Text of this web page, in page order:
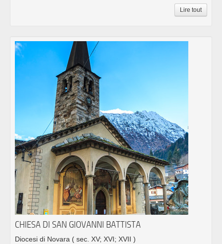
Lire tout
CHIESA DI SAN GIOVANNI BATTISTA
Diocesi di Novara ( sec. XV; XVI; XVII )